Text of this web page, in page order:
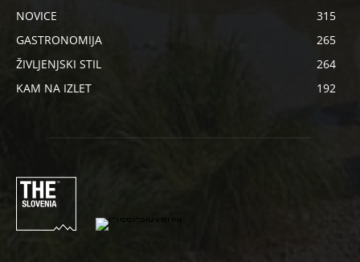
NOVICE
315
GASTRONOMIJA
265
ŽIVLJENJSKI STIL
264
KAM NA IZLET
192